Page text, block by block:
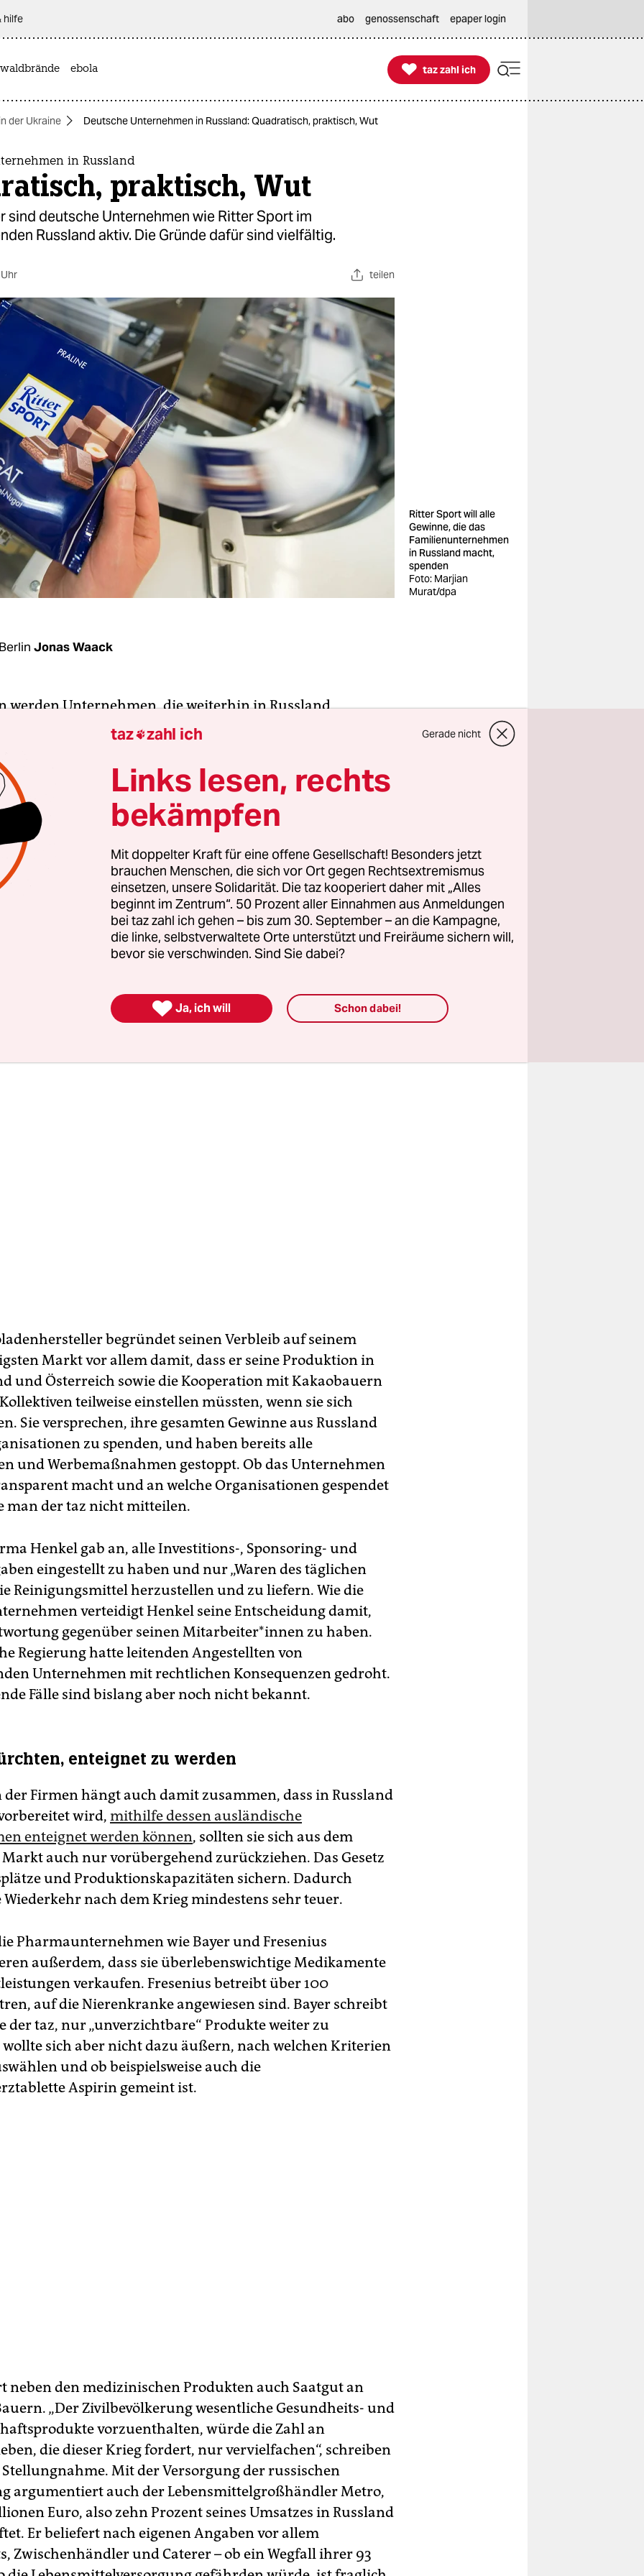
hilfe abo genossenschaft epaper login
waldbrände ebola 
taz zahl ich
taz zahl ich
der Ukraine Deutsche Unternehmen in Russland: Quadratisch, praktisch, Wut
in Russland
praktisch, Wut
sind deutsche Unternehmen wie Ritter Sport im
Russland aktiv. Die Gründe dafür sind vielfältig.
teilen
Ritter Sport will alle
Gewinne, die das
Familienunternehmen
in Russland macht,
spenden
Foto: Marjian
Murat/dpa
Jonas Waack
werden Unternehmen, die weiterhin in Russland
machen, hart angegangen. Der ukrainische Botschafter in
Andrij Melnyk, teilte auf Twitter ein Bild einer Tafel Ritter
und einer Abwandlung von dessen Slogan –
Praktisch. Blut.“ -, weil das Unternehmen weiterhin
in russischen Supermärkten verkauft. Zwar hatten in den
dem russischen Einmarsch in die Ukraine einige
ihren Betrieb eingestellt, darunter VW, Continental und
Unternehmen haben sich aber entschieden, bis auf
Russland zu bleiben.
zu Kriegsbeginn noch etwa 3.500 deutschen
inzwischen ihre Produktion eingefroren oder sich ganz
Unternehmen als auch Mittelständler, für die Russland
Absatzmarkt ist, wie die Maschinenhersteller Liebherr und
begründet seinen Verbleib auf seinem
Markt vor allem damit, dass er seine Produktion in
und Österreich sowie die Kooperation mit Kakaobauern
teilweise einstellen müssten, wenn sie sich
Sie versprechen, ihre gesamten Gewinne aus Russland
zu spenden, und haben bereits alle
und Werbemaßnahmen gestoppt. Ob das Unternehmen
macht und an welche Organisationen gespendet
man der taz nicht mitteilen.
Henkel gab an, alle Investitions-, Sponsoring- und
eingestellt zu haben und nur „Waren des täglichen
Reinigungsmittel herzustellen und zu liefern. Wie die
verteidigt Henkel seine Entscheidung damit,
gegenüber seinen Mit­ar­bei­te­r*in­nen zu haben.
Regierung hatte leitenden Angestellten von
Unternehmen mit rechtlichen Konsequenzen gedroht.
Fälle sind bislang aber noch nicht bekannt.
enteignet zu werden
der Firmen hängt auch damit zusammen, dass in Russland
wird, mithilfe dessen ausländische
enteignet werden können, sollten sie sich aus dem
auch nur vorübergehend zurückziehen. Das Gesetz
und Produktionskapazitäten sichern. Dadurch
nach dem Krieg mindestens sehr teuer.
Pharmaunternehmen wie Bayer und Fresenius
außerdem, dass sie überlebenswichtige Medikamente
verkaufen. Fresenius betreibt über 100
auf die Nierenkranke angewiesen sind. Bayer schreibt
der taz, nur „unverzichtbare“ Produkte weiter zu
sich aber nicht dazu äußern, nach welchen Kriterien
und ob beispielsweise auch die
Aspirin gemeint ist.
neben den medizinischen Produkten auch Saatgut an
„Der Zivilbevölkerung wesentliche Gesundheits- und
vorzuenthalten, würde die Zahl an
die dieser Krieg fordert, nur vervielfachen“, schreiben
Mit der Versorgung der russischen
argumentiert auch der Lebensmittelgroßhändler Metro,
Euro, also zehn Prozent seines Umsatzes in Russland
Er beliefert nach eigenen Angaben vor allem
Zwischenhändler und Caterer – ob ein Wegfall ihrer 93
taz zahl ich Gerade nicht
Links lesen, rechts
bekämpfen
Mit doppelter Kraft für eine offene Gesellschaft! Besonders jetzt
brauchen Menschen, die sich vor Ort gegen Rechtsextremismus
einsetzen, unsere Solidarität. Die taz kooperiert daher mit „Alles
beginnt im Zentrum“. 50 Prozent aller Einnahmen aus Anmeldungen
bei taz zahl ich gehen – bis zum 30. September – an die Kampagne,
die linke, selbstverwaltete Orte unterstützt und Freiräume sichern will,
bevor sie verschwinden. Sind Sie dabei?
 Ja, ich will Schon dabei!